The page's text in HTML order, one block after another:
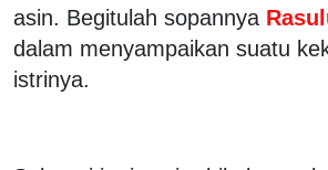
asin. Begitulah sopannya
dalam menyampaikan suatu
istrinya.